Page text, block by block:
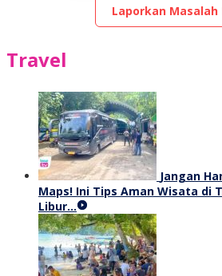
Laporkan Masalah
Travel
Jangan
Maps! Ini Tips Aman Wisata di
Libur…